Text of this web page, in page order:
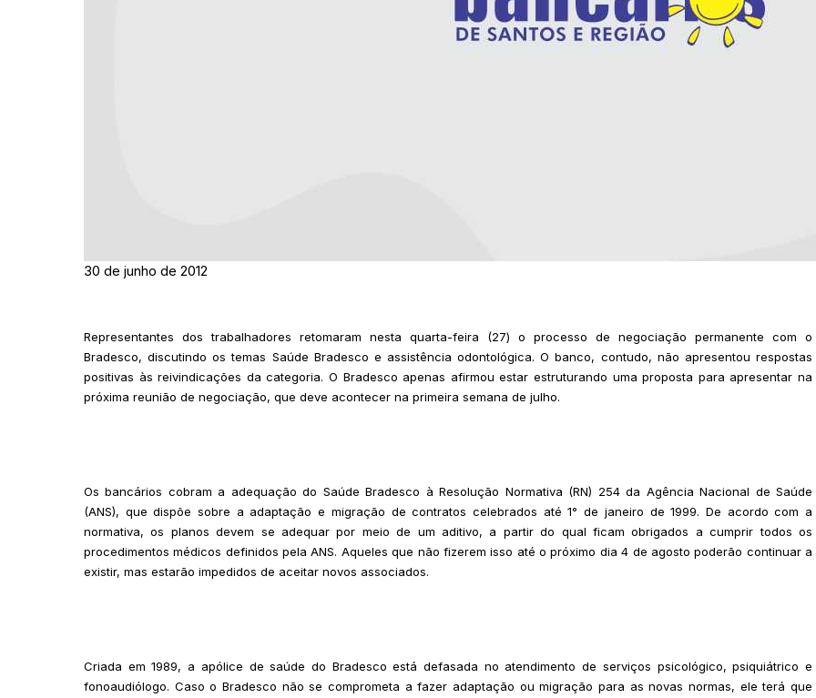
30 de junho de 2012
Representantes dos trabalhadores retomaram nesta quarta-feira (27) o processo de negociação permanente com o
Bradesco, discutindo os temas Saúde Bradesco e assistência odontológica. O banco, contudo, não apresentou respostas
positivas às reivindicações da categoria. O Bradesco apenas afirmou estar estruturando uma proposta para apresentar na
próxima reunião de negociação, que deve acontecer na primeira semana de julho.
Os bancários cobram a adequação do Saúde Bradesco à Resolução Normativa (RN) 254 da Agência Nacional de Saúde
(ANS), que dispõe sobre a adaptação e migração de contratos celebrados até 1° de janeiro de 1999. De acordo com a
normativa, os planos devem se adequar por meio de um aditivo, a partir do qual ficam obrigados a cumprir todos os
procedimentos médicos definidos pela ANS. Aqueles que não fizerem isso até o próximo dia 4 de agosto poderão continuar a
existir, mas estarão impedidos de aceitar novos associados.
Criada em 1989, a apólice de saúde do Bradesco está defasada no atendimento de serviços psicológico, psiquiátrico e
fonoaudiólogo. Caso o Bradesco não se comprometa a fazer adaptação ou migração para as novas normas, ele terá que